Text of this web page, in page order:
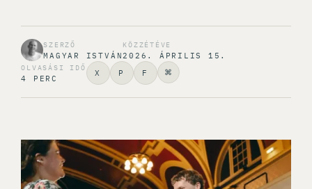
SZERZŐ
MAGYAR ISTVÁN
KÖZZÉTÉVE
2026. ÁPRILIS 15.
OLVASÁSI IDŐ
4 PERC
X P F ⌘